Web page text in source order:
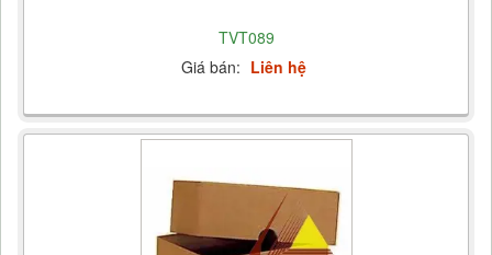
TVT089
Giá bán: Liên hệ